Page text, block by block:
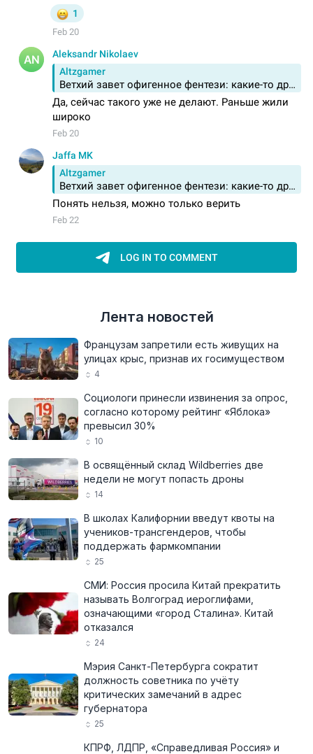
Лента новостей
Французам запретили есть живущих на
улицах крыс, признав их госимуществом
4
Социологи принесли извинения за опрос,
согласно которому рейтинг «Яблока»
превысил 30%
10
В освящённый склад Wildberries две
недели не могут попасть дроны
14
В школах Калифорнии введут квоты на
учеников-трансгендеров, чтобы
поддержать фармкомпании
25
СМИ: Россия просила Китай прекратить
называть Волгоград иероглифами,
означающими «город Сталина». Китай
отказался
24
Мэрия Санкт-Петербурга сократит
должность советника по учёту
критических замечаний в адрес
губернатора
25
КПРФ, ЛДПР, «Справедливая Россия» и